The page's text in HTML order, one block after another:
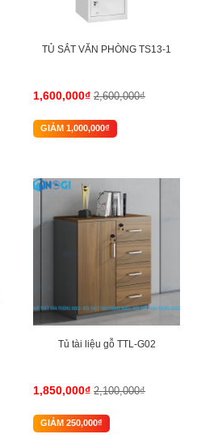
TỦ SẮT VĂN PHÒNG TS13-1
1,600,000₫ 2,600,000₫
GIẢM 1,000,000₫
-12%
Tủ tài liệu gỗ TTL-G02
1,850,000₫ 2,100,000₫
GIẢM 250,000₫